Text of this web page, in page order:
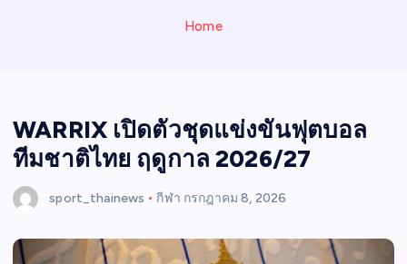
Home
WARRIX เปิดตัวชุดแข่งขันฟุตบอล
ทีมชาติไทย ฤดูกาล 2026/27
sport_thainews กีฬา กรกฎาคม 8, 2026